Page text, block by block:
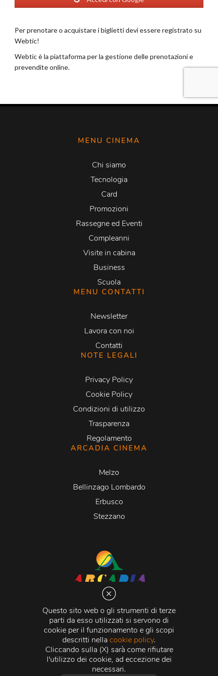
Questo sito web o gli strumenti di terze
parti da esso utilizzati si servono di
cookie per il funzionamento e gli scopi
descritti nellacookie policy.
Cliccando sulla (X) sarà come rifiutare
l'utilizzo dei cookie, ad eccezione dei
necessari.
MENU CINEMA
Chi siamo
Tecnologia
Card
Promozioni
Rassegne ed Eventi
Compleanni
Visite in cabina
Business
Scuola
MENU CONTATTI
Newsletter
Lavora con noi
Contatti
NOTE LEGALI
Privacy Policy
Cookie Policy
Condizioni di utilizzo
Trasparenza
Regolamento
ARCADIA CINEMA
Melzo
Bellinzago Lombardo
Erbusco
Stezzano
Via Martiri della Libertà 20066 Melzo (MI)
C.C.I.A.A. - R.E.A di Milano n. 1427910
Registro delle Imprese di Milano n. 338392 -
Fiscale e Partita Iva11015840157 | Capitale Sociale
500.000,00 i.v.
Credits:Crea Informatica S.r.l. 2026 © Tutti i diritti
riservati.